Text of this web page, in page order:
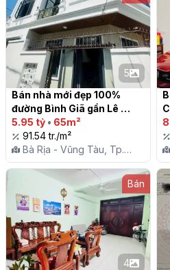
5
Bán nhà mới đẹp 100%
đường Bình Giã gần Lê
Hồng Phong, P8, Trung
tâm Vũng tàu
5.95 tỷ • 65m²
91.54 tr./m²
Bà Rịa - Vũng Tàu, Tp.
Vũng Tàu, P. 8
Bán
4